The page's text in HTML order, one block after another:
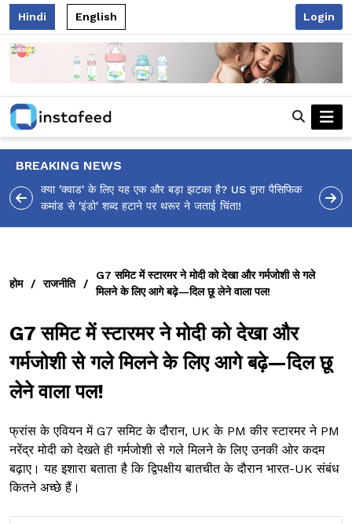
Hindi English Login
BREAKING NEWS
आलिया भट्ट का मज़ेदार 'शर्वरी कहाँ है?' पोस्ट, 'अल्फा' टीज़र पर
उठे सवालों का मज़ाकिया जवाब!
होम / राजनीति /
G7 समिट में स्टारमर ने मोदी को देखा और गर्मजोशी से गले
मिलने के लिए आगे बढ़े—दिल छू लेने वाला पल!
G7 समिट में स्टारमर ने मोदी को देखा और
गर्मजोशी से गले मिलने के लिए आगे बढ़े—दिल छू
लेने वाला पल!
फ्रांस के एवियन में G7 समिट के दौरान, UK के PM कीर स्टारमर ने PM
नरेंद्र मोदी को देखते ही गर्मजोशी से गले मिलने के लिए उनकी ओर कदम
बढ़ाए। यह इशारा बताता है कि द्विपक्षीय बातचीत के दौरान भारत-UK संबंध
कितने अच्छे हैं।